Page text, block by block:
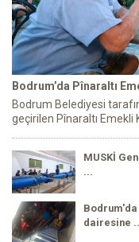
Bodrum’da Pînaraltı
Bodrum Belediyesi
geçirilen Pînaraltı Emekli
MUSKİ
...
dairesine